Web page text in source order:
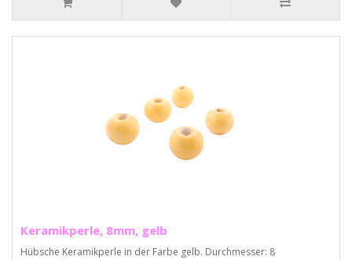
Keramikperle, 8mm, gelb
Hübsche Keramikperle in der Farbe gelb. Durchmesser: 8